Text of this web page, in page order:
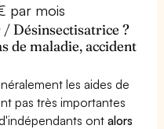
par mois
/ Désinsectisatrice ?
de maladie, accident
les aides de
pas très importantes
ontalors